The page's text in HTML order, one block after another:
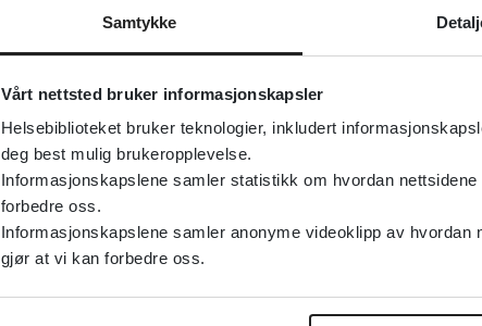
Samtykke
Vårt nettsted bruker informasjonskapsler
Helsebiblioteket bruker teknologier, inkludert
deg best mulig brukeropplevelse.
Informasjonskapslene samler statistikk om hvordan
forbedre oss.
Informasjonskapslene samler anonyme videoklipp av
gjør at vi kan forbedre oss.
Infeksjons- og
Detaljer
uforklart